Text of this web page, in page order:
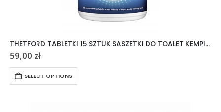
THETFORD TABLETKI 15 SZTUK SASZETKI DO TOALET KEMPINGOWYCH AQUA KEM
59,00 zł
SELECT OPTIONS